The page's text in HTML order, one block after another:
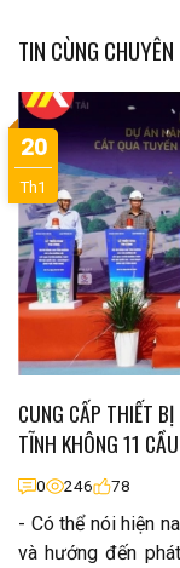
TIN CÙNG
CUNG CẤP THIẾT
TĨNH KHÔNG 11
0 246 78
- Có thể nói hiện
và hướng đến
20
Th1